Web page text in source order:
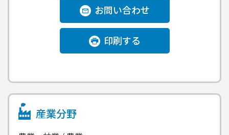
お問い合わせ
印刷する
産業分野